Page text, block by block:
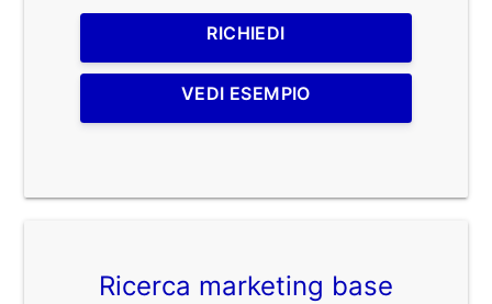
RICHIEDI
VEDI ESEMPIO
Ricerca marketing base